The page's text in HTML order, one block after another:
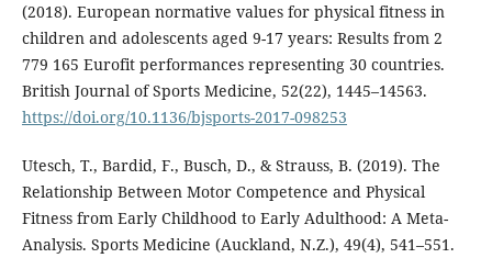
(2018). European normative values for physical fitness in
children and adolescents aged 9-17 years: Results from 2
779 165 Eurofit performances representing 30 countries.
British Journal of Sports Medicine, 52(22), 1445–14563.
https://doi.org/10.1136/bjsports-2017-098253
Utesch, T., Bardid, F., Busch, D., & Strauss, B. (2019). The
Relationship Between Motor Competence and Physical
Fitness from Early Childhood to Early Adulthood: A Meta-
Analysis. Sports Medicine (Auckland, N.Z.), 49(4), 541–551.